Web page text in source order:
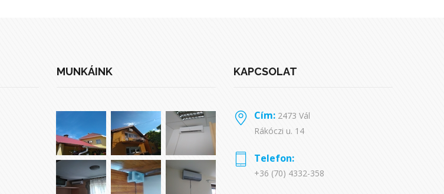
MUNKÁINK KAPCSOLAT
Cím: 2473 Vál
Rákóczi u. 14
Telefon:
+36 (70) 4332-358